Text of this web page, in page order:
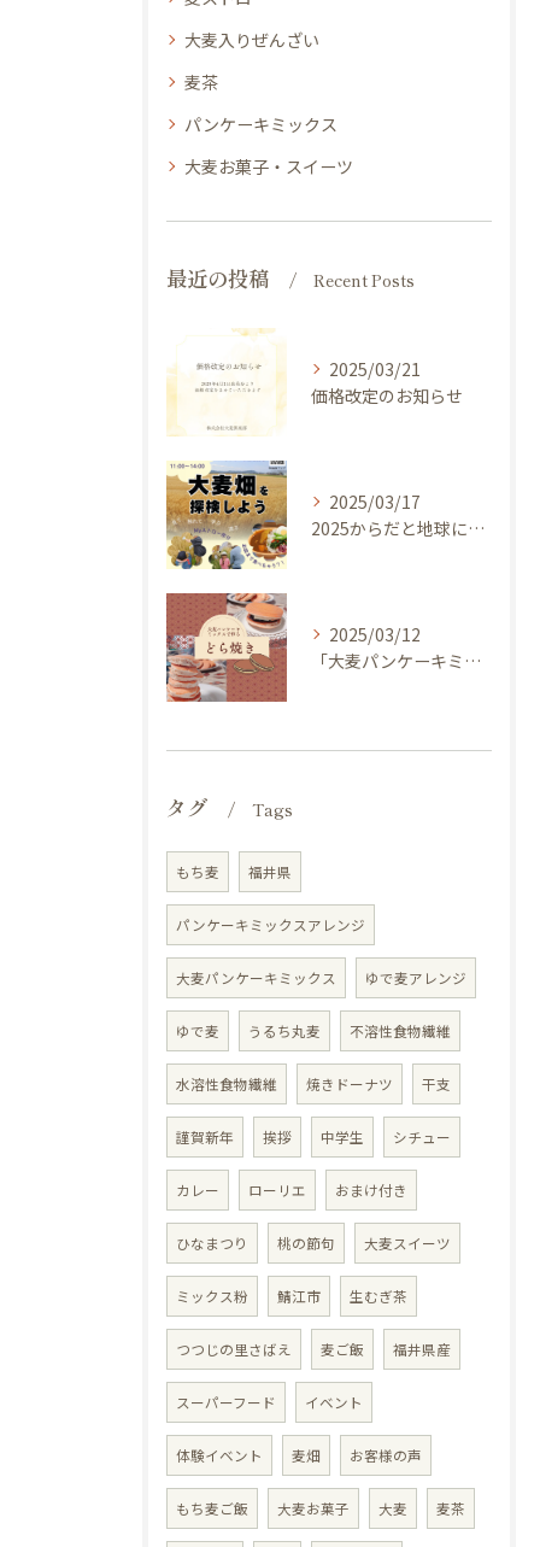
大麦入りぜんざい
麦茶
パンケーキミックス
大麦お菓子・スイーツ
最近の投稿 Recent Posts
2025/03/21
価格改定のお知らせ
2025/03/17
2025からだと地球にやさしい大麦de体験しよう ～ 今年のキャッチフレーズは 『大麦畑を探検しよう！』イベントのご案内
2025/03/12
「大麦パンケーキミックス」を使ってどら焼き作ってみませんか？
タグ Tags
もち麦 福井県
パンケーキミックスアレンジ
大麦パンケーキミックス ゆで麦アレンジ
ゆで麦 うるち丸麦 不溶性食物繊維
水溶性食物繊維 焼きドーナツ 干支
謹賀新年 挨拶 中学生 シチュー
カレー ローリエ おまけ付き
ひなまつり 桃の節句 大麦スイーツ
ミックス粉 鯖江市 生むぎ茶
つつじの里さばえ 麦ご飯 福井県産
スーパーフード イベント
体験イベント 麦畑 お客様の声
もち麦ご飯 大麦お菓子 大麦 麦茶